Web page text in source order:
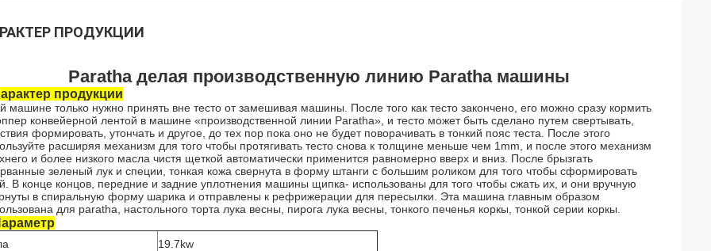
ПРОДУКЦИИ
Paratha делая производственную линию Paratha машины
продукции
машине только нужно принять вне тесто от замешивая машины. После того как тесто закончено, его можно сразу кормить
конвейерной лентой в машине «производственной линии Paratha», и тесто может быть сделано путем свертывать,
формировать, утончать и другое, до тех пор пока оно не будет поворачивать в тонкий пояс теста. После этого
расширяя механизм для того чтобы протягивать тесто снова к толщине меньше чем 1mm, и после этого механизм
и более низкого масла чистя щеткой автоматически применится равномерно вверх и вниз. После брызгать
зеленый лук и специи, тонкая кожа свернута в форму штанги с большим роликом для того чтобы сформировать
В конце концов, передние и задние уплотнения машины щипка- использованы для того чтобы сжать их, и они вручную
в спиральную форму шарика и отправлены к рефрижерации для пересылки. Эта машина главным образом
для paratha, настольного торта лука весны, пирога лука весны, тонкого печенья коркы, тонкой серии коркы.
19.7kw